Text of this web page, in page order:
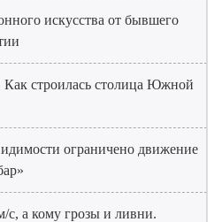
искусства от бывшего
Как строилась столица Южной
ограничено движение
с, а кому грозы и ливни.